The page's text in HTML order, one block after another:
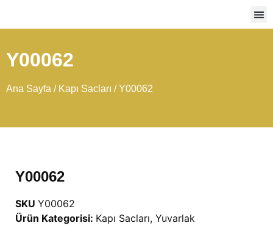
Y00062
Ana Sayfa / Kapı Sacları / Y00062
Y00062
SKU Y00062
Ürün Kategorisi: Kapı Sacları, Yuvarlak